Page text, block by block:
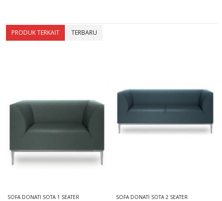
PRODUK TERKAIT TERBARU
SOFA DONATI SOTA 1 SEATER SOFA DONATI SOTA 2 SEATER